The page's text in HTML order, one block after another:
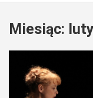
Miesiąc: